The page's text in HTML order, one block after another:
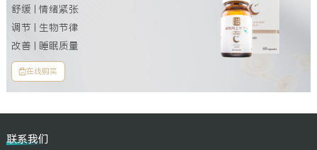
舒缓 | 情绪紧张
调节 | 生物节律
改善 | 睡眠质量
在线购买
联系我们